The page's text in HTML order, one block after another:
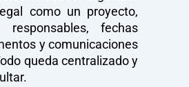
como un proyecto,
responsables, fechas
y comunicaciones
queda centralizado y